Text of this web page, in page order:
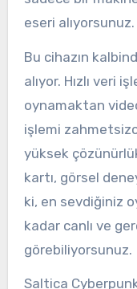
eseri alıyorsunuz.
Bu cihazın
alıyor. Hızlı veri
oynamaktan
işlemi
yüksek
kartı, görsel
ki, en sevdiğiniz
kadar canlı ve
görebiliyorsunuz.
Saltica